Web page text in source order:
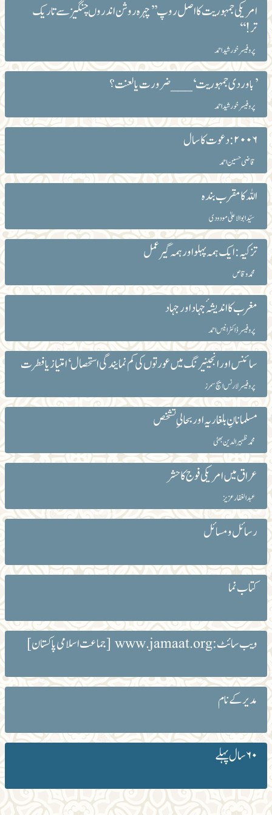
امریکی جمہوریت کا اصل روپ ’’چہرہ روشن اندروں چنگیز سے تاریک
تر!‘‘
پروفیسر خورشید احمد
’باوردی جمہوریت‘ ___ ضرورت یا لعنت؟
پروفیسر خورشید احمد
۲۰۰۶: دعوت کا سال
قاضی حسین احمد
اللہ کا مقرب بندہ
سیّد ابوالاعلیٰ مودودی
تزکیہ: ایک ہمہ پہلو اور ہمہ گیر عمل
محمد وقاص
مغرب کا اندیشہ ٔجہاد اور جہاد
پروفیسر ڈاکٹر انیس احمد
سائنس اور انجینیرنگ میں عورتوں کی کم نمایندگی استحصال‘ امتیاز یا فطرت
پروفیسر لارنس ایچ سمرز
مسلمانانِ بلغاریہ اور بحالیِ تشخص
محمد ظہیرالدین بھٹی
عراق میں امریکی فوج کا حشر
عبد الغفار عزیز
رسائل و مسائل
کتاب نما
ویب سائٹ: www.jamaat.org [جماعت اسلامی پاکستان]
مدیر کے نام
۶۰ سال پہلے